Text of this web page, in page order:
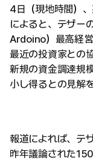
4日（現地時間）
によると、テザー
Ardoino）最高経営
最近の投資家との
新規の資金調達規
小し得るとの見解
報道によれば、テ
昨年議論された